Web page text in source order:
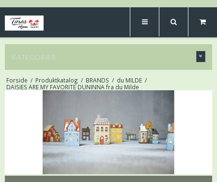
KATEGORIER
Forside / Produktkatalog / BRANDS / du MILDE /
DAISIES ARE MY FAVORITE DUNINNA fra du Milde